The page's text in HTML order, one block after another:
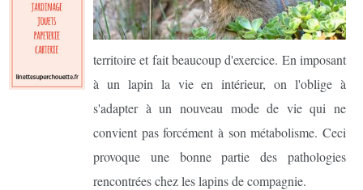
territoire et fait beaucoup d'exercice. En imposant
à un lapin la vie en intérieur, on l'oblige à
s'adapter à un nouveau mode de vie qui ne
convient pas forcément à son métabolisme. Ceci
provoque une bonne partie des pathologies
rencontrées chez les lapins de compagnie.